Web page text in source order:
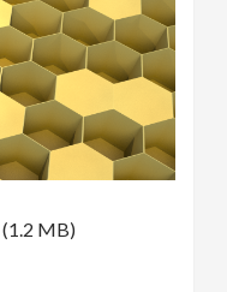
(1.2 MB)